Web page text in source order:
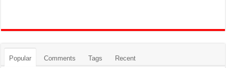
Popular Comments Tags Recent